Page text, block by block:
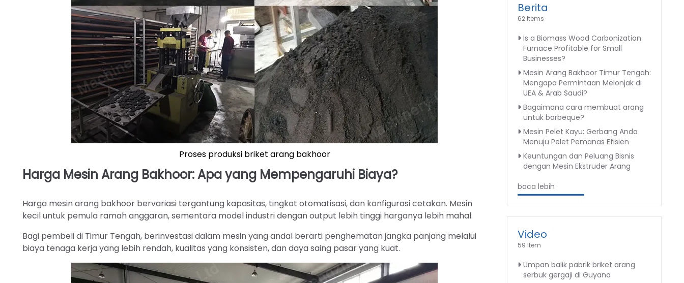
Proses produksi briket arang bakhoor
Harga Mesin Arang Bakhoor: Apa yang Mempengaruhi Biaya?
Harga mesin arang bakhoor bervariasi tergantung kapasitas, tingkat otomatisasi, dan konfigurasi cetakan. Mesin
kecil untuk pemula ramah anggaran, sementara model industri dengan output lebih tinggi harganya lebih mahal.
Bagi pembeli di Timur Tengah, berinvestasi dalam mesin yang andal berarti penghematan jangka panjang melalui
biaya tenaga kerja yang lebih rendah, kualitas yang konsisten, dan daya saing pasar yang kuat.
Berita
62 Items
Is a Biomass Wood Carbonization
Furnace Profitable for Small
Businesses?
Mesin Arang Bakhoor Timur Tengah:
Mengapa Permintaan Melonjak di
UEA & Arab Saudi?
Bagaimana cara membuat arang
untuk barbeque?
Mesin Pelet Kayu: Gerbang Anda
Menuju Pelet Pemanas Efisien
Keuntungan dan Peluang Bisnis
dengan Mesin Ekstruder Arang
baca lebih
Video
59 Item
Umpan balik pabrik briket arang
serbuk gergaji di Guyana